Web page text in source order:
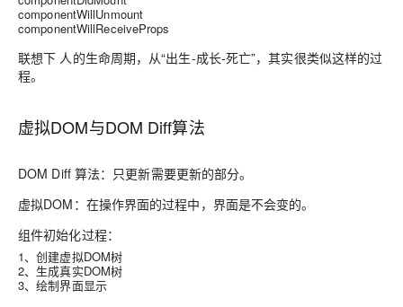
componentWillUnmount
componentWillReceiveProps
联想下 人的生命周期，从“出生-成长-死亡”，其实很类似这样的过
程。
虚拟DOM与DOM Diff算法
DOM Diff 算法：只更新需要更新的部分。
虚拟DOM：在操作界面的过程中，界面是不会变的。
组件初始化过程：
1、创建虚拟DOM树
2、生成真实DOM树
3、绘制界面显示